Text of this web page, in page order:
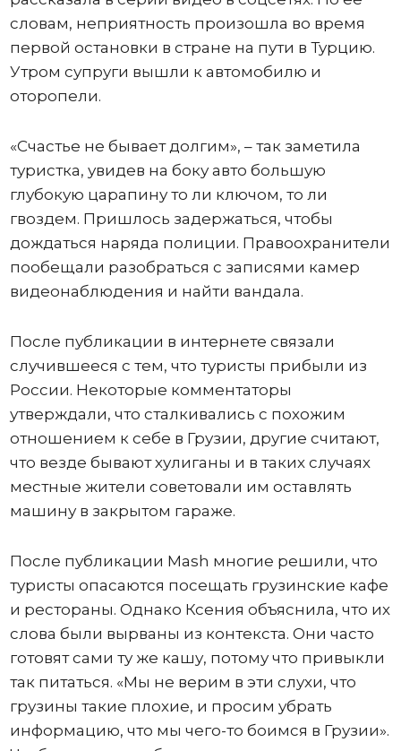
словам, неприятность произошла во время
первой остановки в стране на пути в Турцию.
Утром супруги вышли к автомобилю и
оторопели.
«Счастье не бывает долгим», – так заметила
туристка, увидев на боку авто большую
глубокую царапину то ли ключом, то ли
гвоздем. Пришлось задержаться, чтобы
дождаться наряда полиции. Правоохранители
пообещали разобраться с записями камер
видеонаблюдения и найти вандала.
После публикации в интернете связали
случившееся с тем, что туристы прибыли из
России. Некоторые комментаторы
утверждали, что сталкивались с похожим
отношением к себе в Грузии, другие считают,
что везде бывают хулиганы и в таких случаях
местные жители советовали им оставлять
машину в закрытом гараже.
После публикации Mash многие решили, что
туристы опасаются посещать грузинские кафе
и рестораны. Однако Ксения объяснила, что их
слова были вырваны из контекста. Они часто
готовят сами ту же кашу, потому что привыкли
так питаться. «Мы не верим в эти слухи, что
грузины такие плохие, и просим убрать
информацию, что мы чего-то боимся в Грузии».